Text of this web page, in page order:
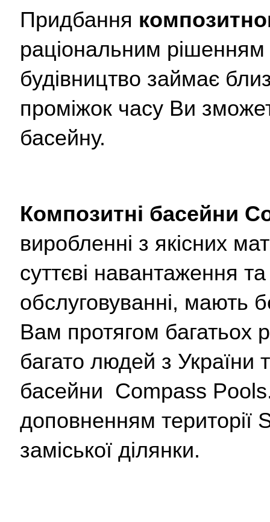
Придбання
раціональним
будівництво займає
проміжок часу Ви
басейну.
Композитні басейни
виробленні з якісних
суттєві навантаження
обслуговуванні, мають
Вам протягом багатьох
багато людей з України
басейни  Compass
доповненням території
заміської ділянки.